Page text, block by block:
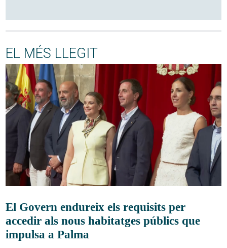
EL MÉS LLEGIT
El Govern endureix els requisits per
accedir als nous habitatges públics que
impulsa a Palma